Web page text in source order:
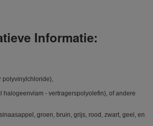
Informatie:
polyvinylchloride),
halogeenvlam - vertragerspolyolefin), of andere
groen, bruin, grijs, rood, zwart, geel, en